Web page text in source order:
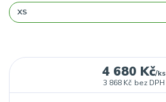
4 680 Kč/ks
3 868 Kč bez DPH